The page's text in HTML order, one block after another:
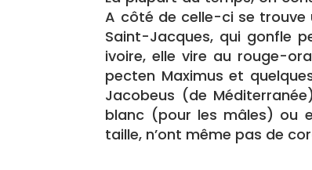
A côté de celle-ci se trouve
Saint-Jacques, qui gonfle
ivoire, elle vire au rouge-
pecten Maximus et
Jacobeus (de
blanc (pour les mâles) ou
taille, n’ont même pas de